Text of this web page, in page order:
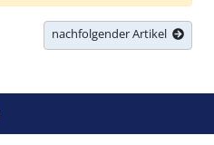
nachfolgender Artikel